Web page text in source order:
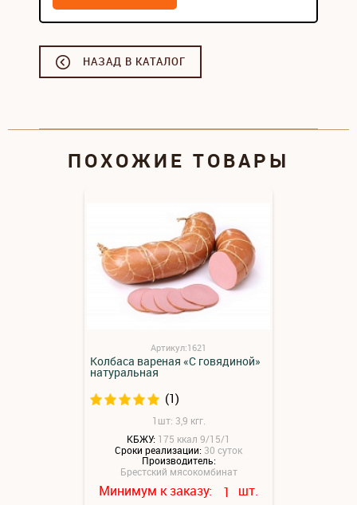
НАЗАД В КАТАЛОГ
ПОХОЖИЕ ТОВАРЫ
Артикул:1621
Колбаса вареная «С говядиной»
натуральная
(1)
1шт: 3,9 кгг.
КБЖУ: 175 ккал 9/15/1
Сроки реализации: 30 суток
Производитель:
Брестский мясокомбинат
Минимум к заказу: 1 шт.